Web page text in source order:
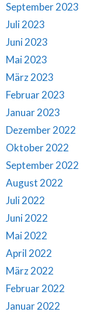
September 2023
Juli 2023
Juni 2023
Mai 2023
März 2023
Februar 2023
Januar 2023
Dezember 2022
Oktober 2022
September 2022
August 2022
Juli 2022
Juni 2022
Mai 2022
April 2022
März 2022
Februar 2022
Januar 2022